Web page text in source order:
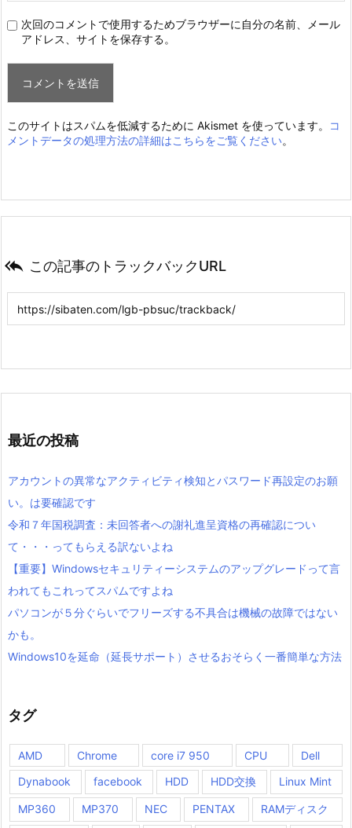
次回のコメントで使用するためブラウザーに自分の名前、メール
アドレス、サイトを保存する。
このサイトはスパムを低減するために Akismet を使っています。
コ
メントデータの処理方法の詳細はこちらをご覧ください。
 この記事のトラックバックURL
最近の投稿
アカウントの異常なアクティビティ検知とパスワード再設定のお願
い。は要確認です
令和７年国税調査：未回答者への謝礼進呈資格の再確認につい
て・・・ってもらえる訳ないよね
【重要】Windowsセキュリティーシステムのアップグレードって言
われてもこれってスパムですよね
パソコンが５分ぐらいでフリーズする不具合は機械の故障ではない
かも。
Windows10を延命（延長サポート）させるおそらく一番簡単な方法
タグ
AMD Chrome core i7 950 CPU
Dell
Dynabook
facebook HDD HDD交換 Linux Mint
MP360 MP370 NEC PENTAX RAMディスク